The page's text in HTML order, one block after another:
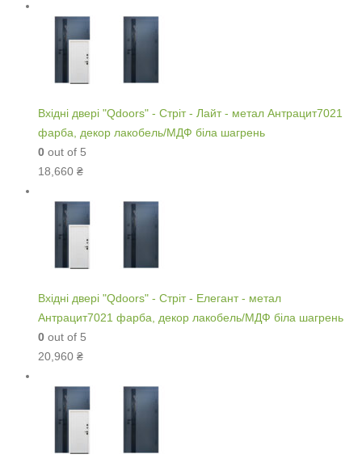
Вхідні двері "Qdoors" - Стріт - Лайт - метал Антрацит7021
фарба, декор лакобель/МДФ біла шагрень
0 out of 5
18,660 ₴
Вхідні двері "Qdoors" - Стріт - Елегант - метал
Антрацит7021 фарба, декор лакобель/МДФ біла шагрень
0 out of 5
20,960 ₴